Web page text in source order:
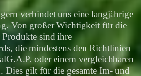
verbindet uns eine langjährige
Von großer Wichtigkeit für die
sind ihre
die mindestens den Richtlinien
oder einem vergleichbaren
Dies gilt für die gesamte Im- und